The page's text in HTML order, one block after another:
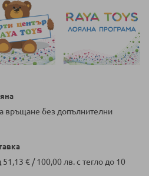
връщане без допълнителни
€ / 100,00 лв. с тегло до 10